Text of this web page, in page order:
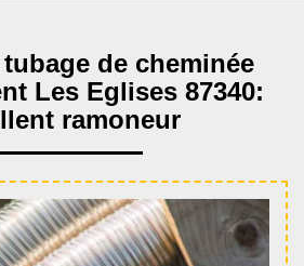
de cheminée
Les Eglises 87340:
ramoneur